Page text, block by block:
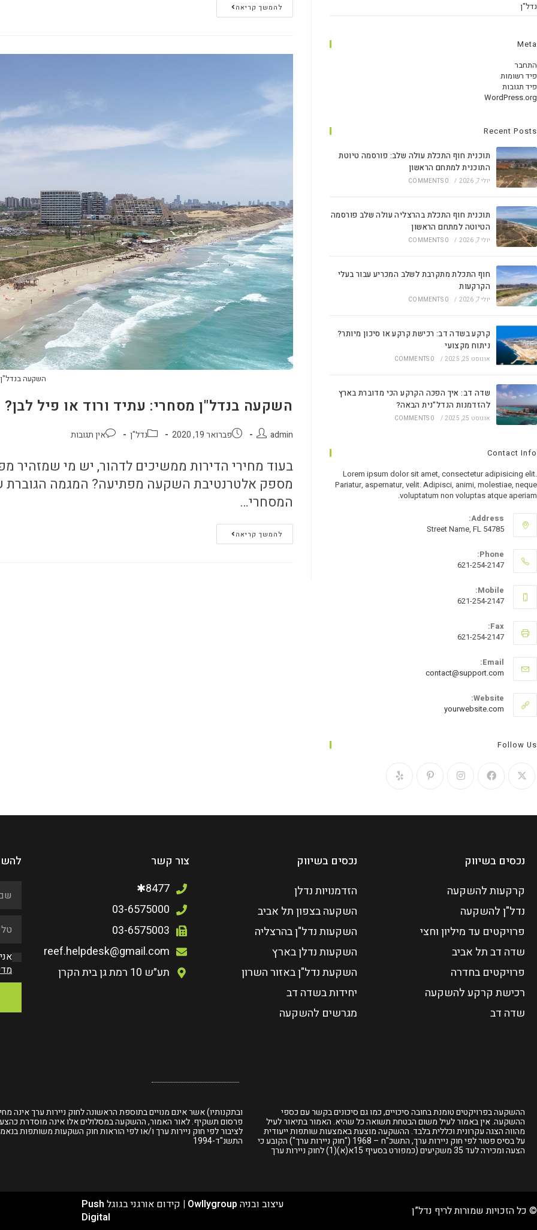
להמשך קריאה
השקעה
השקעה בנדל"ן מסחרי: עתיד ורוד או פיל לבן?
admin פברואר 19, 2020 נדל"ן אין תגובות
בעוד מחירי הדירות ממשיכים לדהור, יש מי שמזהיר
מספק אלטרנטיבת השקעה מפתיעה? המגמה הגוברת
המסחרי…
להמשך קריאה
נדל"ן
Meta
התחבר
פיד רשומות
פיד תגובות
WordPress.org
Recent Posts
תוכנית חוף התכלת עולה שלב: פורסמה טיוטת
התוכנית למתחם הראשון
יולי 7, 2026 /
0 COMMENTS
תוכנית חוף התכלת בהרצליה עולה שלב פורסמה
הטיוטה למתחם הראשון
יולי 7, 2026 /
0 COMMENTS
חוף התכלת מתקרבת לשלב המכריע עבור בעלי
הקרקעות
יולי 7, 2026 /
0 COMMENTS
קרקע בשדה דב: רכישת קרקע או סיכון מיותר?
ניתוח מקצועי
אוגוסט 25, 2025 /
0 COMMENTS
שדה דב: איך הפכה הקרקע הכי מדוברת בארץ
להזדמנות הנדל"נית הבאה?
אוגוסט 25, 2025 /
0 COMMENTS
Contact Info
Lorem ipsum dolor sit amet, consectetur adipisicing elit.
Pariatur, aspernatur, velit. Adipisci, animi, molestiae, neque
voluptatum non voluptas atque aperiam.
Address:
Street Name, FL 54785
Phone:
621-254-2147
Mobile:
621-254-2147
Fax:
621-254-2147
Email:
contact@support.com
Website:
yourwebsite.com
Follow Us
נכסים בשיווק
קרקעות להשקעה
נדל"ן להשקעה
פרויקטים עד מיליון וחצי
שדה דב תל אביב
פרויקטים בחדרה
רכישת קרקע להשקעה
שדה דב
נכסים בשיווק
הזדמנויות נדלן
השקעה בצפון תל אביב
השקעות נדל"ן בהרצליה
השקעות נדלן בארץ
השקעת נדל"ן באזור השרון
יחידות בשדה דב
מגרשים להשקעה
צור קשר
8477✱
03-6575000
03-6575003
reef.helpdesk@gmail.com
תע״ש 10 רמת גן בית הקרן
ההשקעה בפרויקטים טומנת בחובה סיכויים, כמו גם סיכונים בקשר עם כספי
ההשקעה. אין באמור לעיל משום הבטחת תשואה כל שהיא. האמור בתיאור לעיל
מהווה הצגה עקרונית וכללית בלבד. ההשקעה מוצעת באמצעות שותפות ייעודית
על בסיס פטור לפי חוק ניירות ערך, התשכ"ח – 1968 ("חוק ניירות ערך") הקובע כי
הצעה ומכירה לעד 35 משקיעים (כמפורט בסעיף 15א(א)(1) לחוק ניירות ערך
ובתקנותיו) אשר אינם מנויים בתוספת הראשונה לחוק ניירות ערך אינה
פרסום תשקיף. לאור האמור, ההשקעה במסלולים אלו אינה מוסדרת
לציבור לפי חוק ניירות ערך ו/או לפי הוראות חוק השקעות משותפות
התשנ"ד-1994
© כל הזכויות שמורות לריף נדל”ן עיצוב ובניה Owllygroup
| קידום אורגני בגוגל Push
Digital